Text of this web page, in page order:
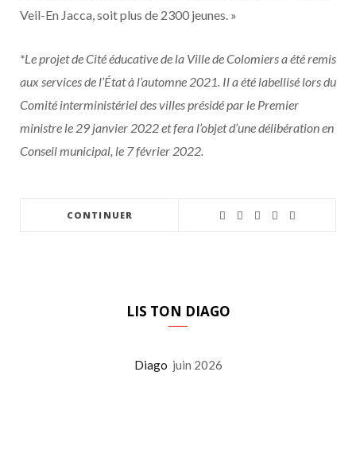
Veil-En Jacca, soit plus de 2300 jeunes. »
*Le projet de Cité éducative de la Ville de Colomiers a été remis
aux services de l’État à l’automne 2021. Il a été labellisé lors du
Comité interministériel des villes présidé par le Premier
ministre le 29 janvier 2022 et fera l’objet d’une délibération en
Conseil municipal, le 7 février 2022.
CONTINUER
LIS TON DIAGO
Diago juin 2026